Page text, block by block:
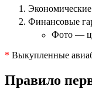
Финансовые
Фото —
* Выкупленные
Правило